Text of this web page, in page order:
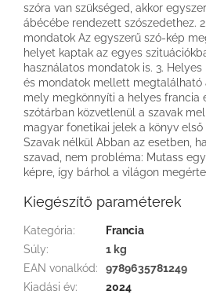
szóra van szükséged, akkor
ábécébe rendezett szószedethez.
mondatok Az egyszerű szó-kép
helyet kaptak az egyes
használatos mondatok is. 3.
és mondatok mellett megtalálható
mely megkönnyíti a helyes francia
szótárban közvetlenül a szavak
magyar fonetikai jelek a könyv
Szavak nélkül Abban az esetben,
szavad, nem probléma: Mutass
képre, így bárhol a világon
Kiegészítő paraméterek
Kategória:
Francia
Súly:
1 kg
EAN vonalkód:
9789635781249
Kiadási év:
2024